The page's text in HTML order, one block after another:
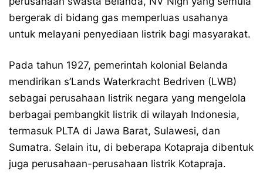
bergerak di bidang gas memperluas usahanya
untuk melayani penyediaan listrik bagi masyarakat.
Pada tahun 1927, pemerintah kolonial Belanda
mendirikan s’Lands Waterkracht Bedriven (LWB)
sebagai perusahaan listrik negara yang mengelola
berbagai pembangkit listrik di wilayah Indonesia,
termasuk PLTA di Jawa Barat, Sulawesi, dan
Sumatra. Selain itu, di beberapa Kotapraja dibentuk
juga perusahaan-perusahaan listrik Kotapraja.